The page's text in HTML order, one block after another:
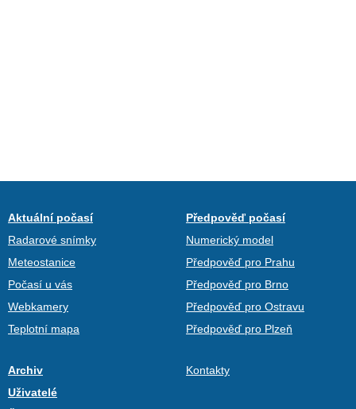
Aktuální počasí
Radarové snímky
Meteostanice
Počasí u vás
Webkamery
Teplotní mapa
Předpověď počasí
Numerický model
Předpověď pro Prahu
Předpověď pro Brno
Předpověď pro Ostravu
Předpověď pro Plzeň
Archiv
Uživatelé
Kontakty